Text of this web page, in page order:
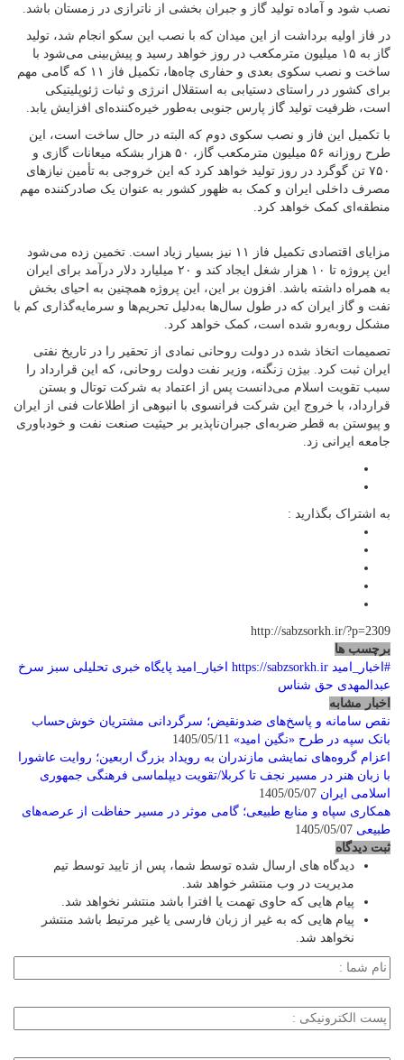
نصب شود و آماده تولید گاز و جبران بخشی از ناترازی در زمستان باشد.
در فاز اولیه برداشت از این میدان که با نصب این سکو انجام شد، تولید
گاز به ۱۵ میلیون مترمکعب در روز خواهد رسید و پیش‌بینی می‌شود با
ساخت و نصب سکوی بعدی و حفاری چاه‌ها، تکمیل فاز ۱۱ که گامی مهم
برای کشور در راستای دستیابی به استقلال انرژی و ثبات ژئوپلیتیکی
است، ظرفیت تولید گاز پارس جنوبی به‌طور خیره‌کننده‌ای افزایش یابد.
با تکمیل این فاز و نصب سکوی دوم که البته در حال ساخت است، این
طرح روزانه ۵۶ میلیون مترمکعب گاز، ۵۰ هزار بشکه میعانات گازی و
۷۵۰ تن گوگرد در روز تولید خواهد کرد که این خروجی به تأمین نیازهای
مصرف داخلی ایران و کمک به ظهور کشور به عنوان یک صادرکننده مهم
منطقه‌ای کمک خواهد کرد.
مزایای اقتصادی تکمیل فاز ۱۱ نیز بسیار زیاد است. تخمین زده می‌شود
این پروژه تا ۱۰ هزار شغل ایجاد کند و ۲۰ میلیارد دلار درآمد برای ایران
به همراه داشته باشد. افزون بر این، این پروژه همچنین به احیای بخش
نفت و گاز ایران که در طول سال‌ها به‌دلیل تحریم‌ها و سرمایه‌گذاری کم با
مشکل روبه‌رو شده است، کمک خواهد کرد.
تصمیمات اتخاذ شده در دولت روحانی نمادی از تحقیر را در تاریخ نفتی
ایران ثبت کرد. بیژن زنگنه، وزیر نفت دولت روحانی، که این قرارداد را
سبب تقویت اسلام می‌دانست پس از اعتماد به شرکت توتال و بستن
قرارداد، با خروج این شرکت فرانسوی با انبوهی از اطلاعات فنی از ایران
و پیوستن به قطر ضربه‌ای جبران‌ناپذیر بر حیثیت صنعت نفت و خودباوری
جامعه ایرانی زد.
به اشتراک بگذارید :
http://sabzsorkh.ir/?p=2309
برچسب ها
#اخبار_امید https://sabzsorkh.ir اخبار_امید پایگاه خبری تحلیلی سبز سرخ
عبدالمهدی حق شناس
اخبار مشابه
نقص سامانه و پاسخ‌های ضدونقیض؛ سرگردانی مشتریان خوش‌حساب
بانک سپه در طرح «نگین امید»
اعزام گروه‌های نمایشی مازندران به رویداد بزرگ اربعین؛ روایت عاشورا
با زبان هنر در مسیر نجف تا کربلا/تقویت دیپلماسی فرهنگی جمهوری
اسلامی ایران
همکاری سپاه و منابع طبیعی؛ گامی موثر در مسیر حفاظت از عرصه‌های
طبیعی
ثبت دیدگاه
دیدگاه های ارسال شده توسط شما، پس از تایید توسط تیم
مدیریت در وب منتشر خواهد شد.
پیام هایی که حاوی تهمت یا افترا باشد منتشر نخواهد شد.
پیام هایی که به غیر از زبان فارسی یا غیر مرتبط باشد منتشر
نخواهد شد.